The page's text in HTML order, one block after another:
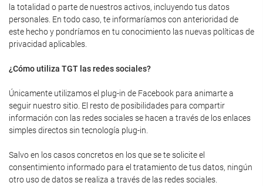
la totalidad o parte de nuestros activos, incluyendo tus datos
personales. En todo caso, te informaríamos con anterioridad de
este hecho y pondríamos en tu conocimiento las nuevas políticas de
privacidad aplicables.
¿Cómo utiliza TGT las redes sociales?
Únicamente utilizamos el plug-in de Facebook para animarte a
seguir nuestro sitio. El resto de posibilidades para compartir
información con las redes sociales se hacen a través de los enlaces
simples directos sin tecnología plug-in.
Salvo en los casos concretos en los que se te solicite el
consentimiento informado para el tratamiento de tus datos, ningún
otro uso de datos se realiza a través de las redes sociales.